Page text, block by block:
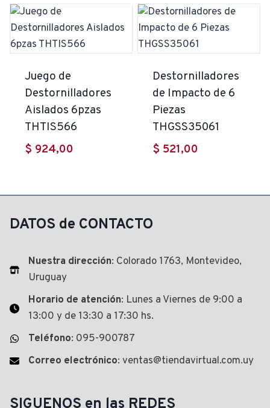
Juego de
Destornilladores
Aislados 6pzas
THTIS566
$ 924,00
Destornilladores
de Impacto de 6
Piezas
THGSS35061
$ 521,00
DATOS de CONTACTO
Nuestra dirección: Colorado 1763, Montevideo,
Uruguay
Horario de atención: Lunes a Viernes de 9:00 a
13:00 y de 13:30 a 17:30 hs.
Teléfono: 095-900787
Correo electrónico: ventas@tiendavirtual.com.uy
SIGUENOS en las REDES